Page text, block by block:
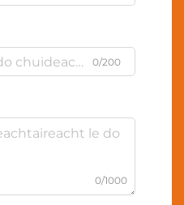
0/200
0/1000